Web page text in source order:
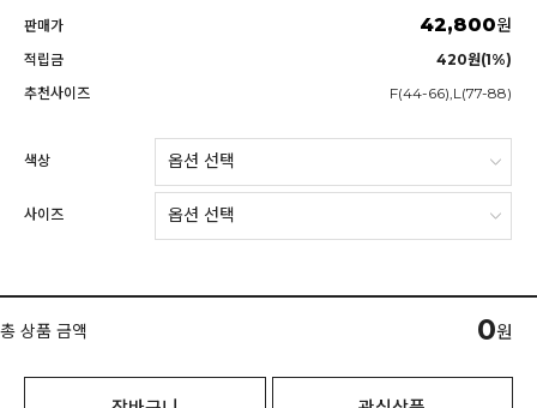
판매가 42,800원
적립금
420원(1%)
추천사이즈
F(44-66),L(77-88)
색상
사이즈
총 상품 금액 0원